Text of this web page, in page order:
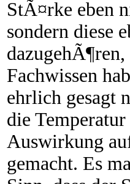
StÃ¤rke eben
sondern diese
Fachwissen
ehrlich gesagt
die
Auswirkung
gemacht. Es